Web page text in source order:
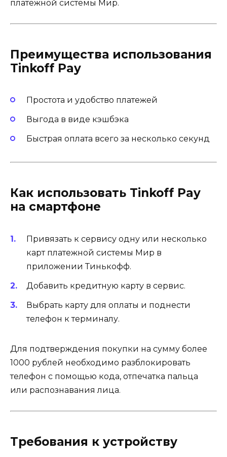
платежной системы Мир.
Преимущества использования
Tinkoff Pay
Простота и удобство платежей
Выгода в виде кэшбэка
Быстрая оплата всего за несколько секунд
Как использовать Tinkoff Pay
на смартфоне
Привязать к сервису одну или несколько
карт платежной системы Мир в
приложении Тинькофф.
Добавить кредитную карту в сервис.
Выбрать карту для оплаты и поднести
телефон к терминалу.
Для подтверждения покупки на сумму более
1000 рублей необходимо разблокировать
телефон с помощью кода, отпечатка пальца
или распознавания лица.
Требования к устройству